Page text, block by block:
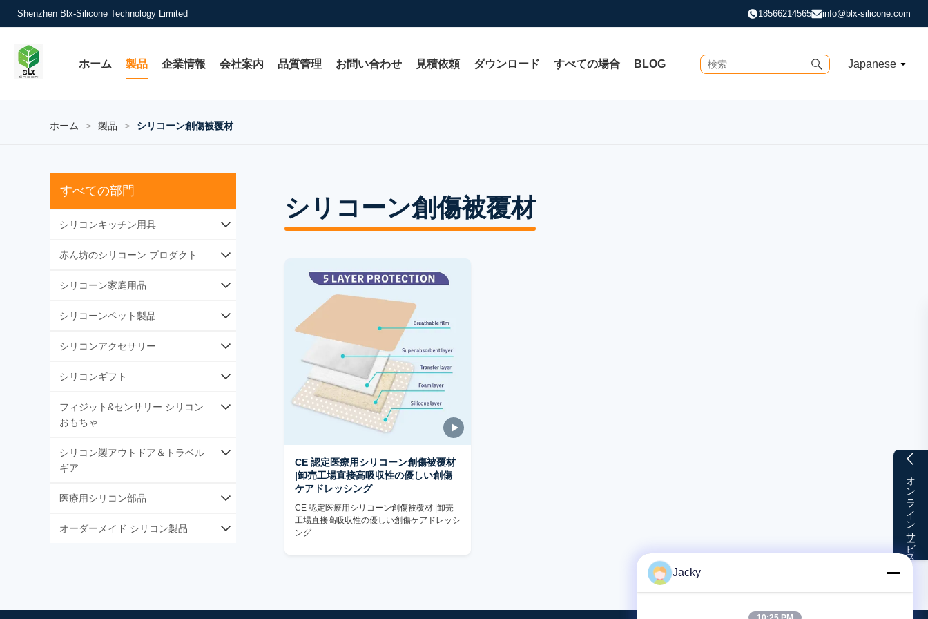
Shenzhen Blx-Silicone Technology Limited 18566214565 info@blx-silicone.com
ホーム 製品 企業情報 会社案内 品質管理 お問い合わせ 見積依頼 ダウンロード すべての場合 BLOG Japanese
オンラインサービス
ホーム > 製品 > シリコーン創傷被覆材
すべての部門
シリコンキッチン用具
シリコンベーキングツール
シリコン用具セット
赤ん坊のシリコーン プロダクト
シリコン 赤ちゃん 給餌
シリコーンベビーケア
シリコーン家庭用品
シリコン家庭の組織
シリコーンペット製品
シリコンペットボウル,ゆっくりと餌を与
シリコーン ペット マット
シリコンアクセサリー
シリコーン製シール・ガスケット
シリコーンの電子付属品
シリコンギフト
プロモーションシリコンギフト
シリコン 生活 スタイル 贈り物
フィジット&センサリー シリコン
おもちゃ
プッシュポップバブル知育玩具
シリコン製フィジェットスピナー＆スラ
シリコン製アウトドア＆トラベル
ギア
シリコン製アウトドアキャンプ＆トラベ
医療用シリコン部品
シリコーンマッサージ＆カッピング
オーダーメイド シリコン製品
金型開発
シリコーン創傷被覆材
CE 認定医療用シリコーン創傷被覆材
|卸売工場直接高吸収性の優しい創傷
ケアドレッシング
CE 認定医療用シリコーン創傷被覆材 |卸売
工場直接高吸収性の優しい創傷ケアドレッシ
ング
Jacky